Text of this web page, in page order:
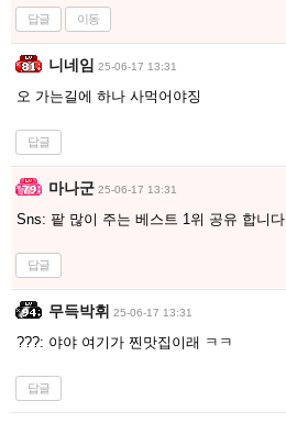
답글 이동
니네임 25-06-17 13:31
오 가는길에 하나 사먹어야징
답글
마나군 25-06-17 13:31
Sns: 팥 많이 주는 베스트 1위 공유 합니다.
답글
무득박휘 25-06-17 13:31
???: 야야 여기가 찐맛집이래 ㅋㅋ
답글